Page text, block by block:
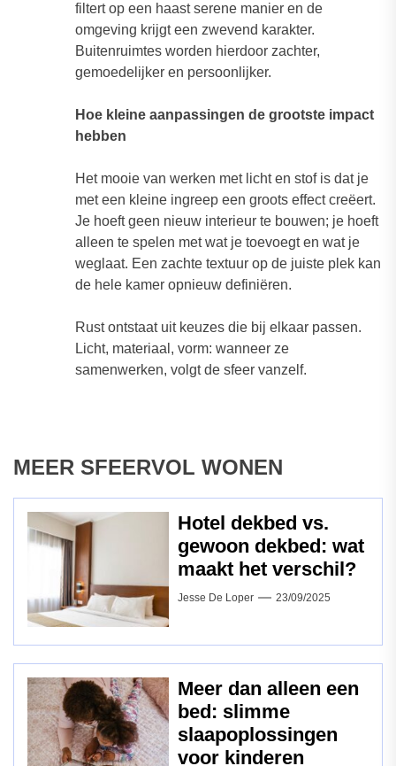
filtert op een haast serene manier en de
omgeving krijgt een zwevend karakter.
Buitenruimtes worden hierdoor zachter,
gemoedelijker en persoonlijker.
Hoe kleine aanpassingen de grootste impact
hebben
Het mooie van werken met licht en stof is dat je
met een kleine ingreep een groots effect creëert.
Je hoeft geen nieuw interieur te bouwen; je hoeft
alleen te spelen met wat je toevoegt en wat je
weglaat. Een zachte textuur op de juiste plek kan
de hele kamer opnieuw definiëren.
Rust ontstaat uit keuzes die bij elkaar passen.
Licht, materiaal, vorm: wanneer ze
samenwerken, volgt de sfeer vanzelf.
MEER SFEERVOL WONEN
Hotel dekbed vs.
gewoon dekbed: wat
maakt het verschil?
Jesse De Loper 23/09/2025
Meer dan alleen een
bed: slimme
slaapoplossingen
voor kinderen